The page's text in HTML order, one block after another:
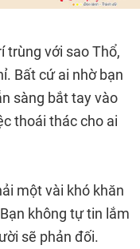
trùng với sao Thổ,
Bất cứ ai nhờ bạn
sàng bắt tay vào
thoái thác cho ai
một vài khó khăn
không tự tin lắm
sẽ phản đối.